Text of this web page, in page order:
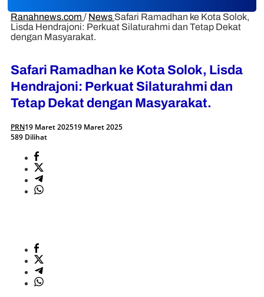
Ranahnews.com / News Safari Ramadhan ke Kota Solok,
Lisda Hendrajoni: Perkuat Silaturahmi dan Tetap Dekat
dengan Masyarakat.
Safari Ramadhan ke Kota Solok, Lisda
Hendrajoni: Perkuat Silaturahmi dan
Tetap Dekat dengan Masyarakat.
PRN19 Maret 202519 Maret 2025
589 Dilihat